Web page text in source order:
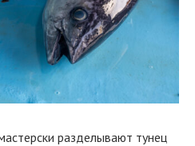
разделывают тунец